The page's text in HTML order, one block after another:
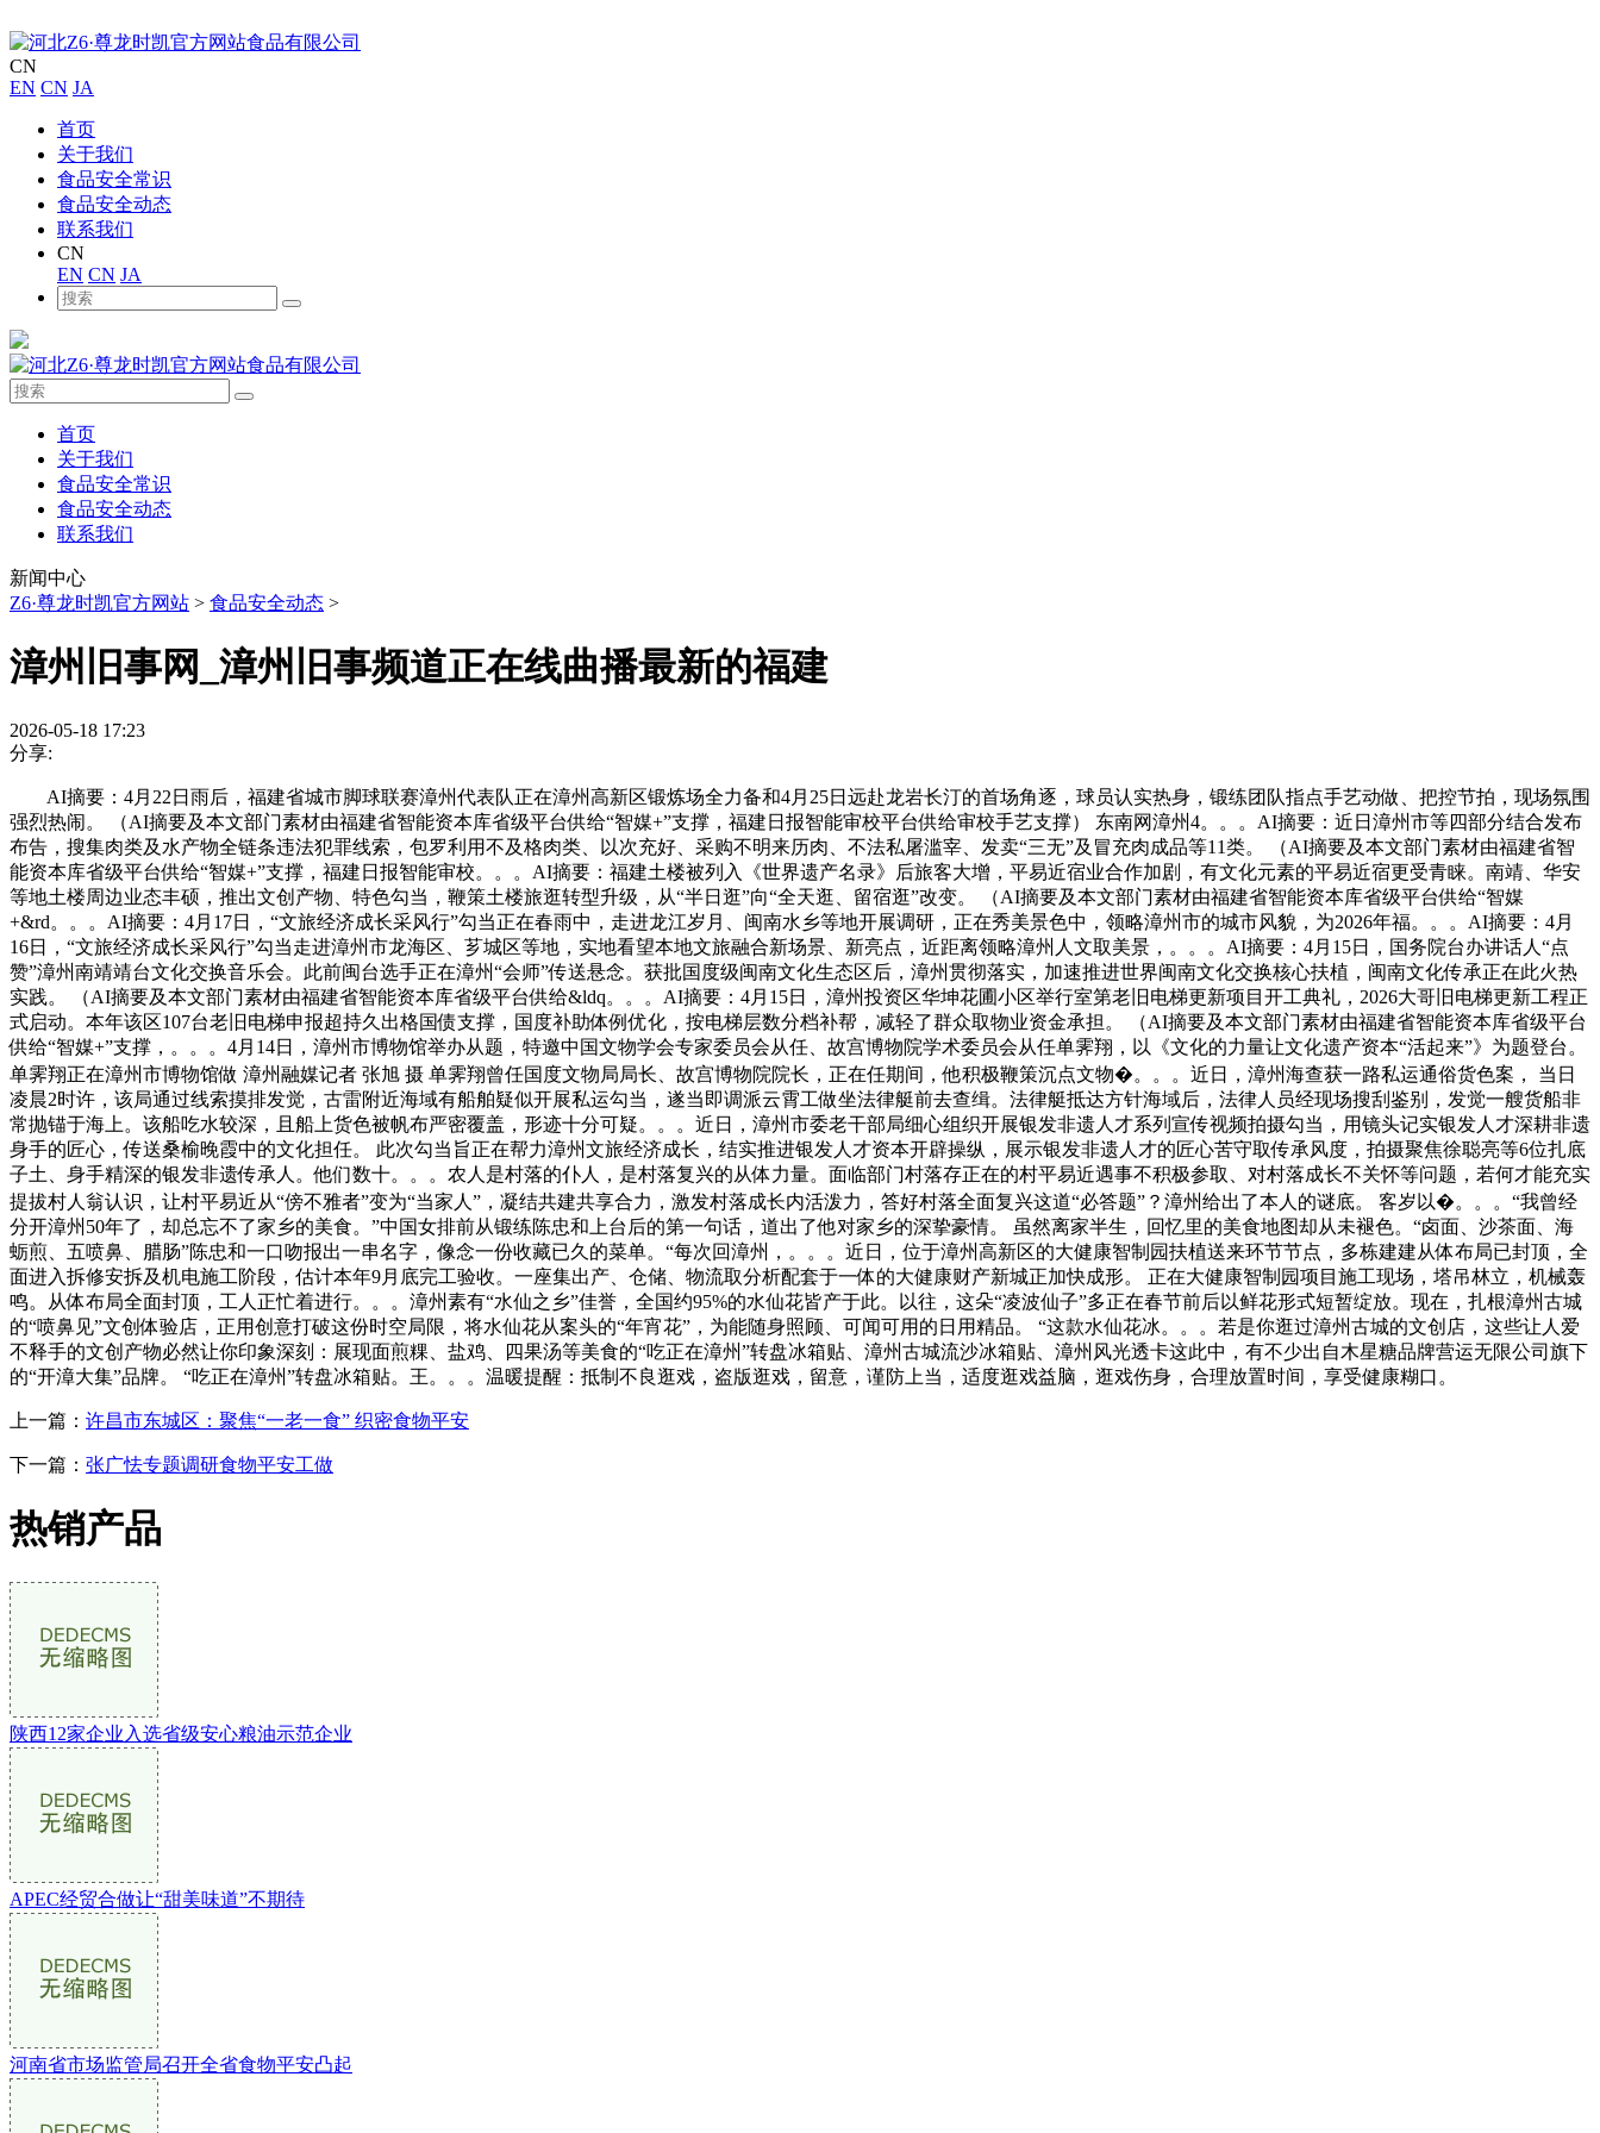
CN
EN CN JA
首页
关于我们
食品安全常识
食品安全动态
联系我们
CN
EN CN JA
首页
关于我们
食品安全常识
食品安全动态
联系我们
新闻中心
Z6·尊龙时凯官方网站 > 食品安全动态 >
漳州旧事网_漳州旧事频道正在线曲播最新的福建
2026-05-18 17:23
分享:
AI摘要：4月22日雨后，福建省城市脚球联赛漳州代表队正在漳州高新区锻炼场全力备和4月25日远赴龙岩长汀的首场角逐，球员认实热身，锻练团队指点手艺动做、把控节拍，现场氛围
强烈热闹。 （AI摘要及本文部门素材由福建省智能资本库省级平台供给“智媒+”支撑，福建日报智能审校平台供给审校手艺支撑） 东南网漳州4。。。AI摘要：近日漳州市等四部分结合发布
布告，搜集肉类及水产物全链条违法犯罪线索，包罗利用不及格肉类、以次充好、采购不明来历肉、不法私屠滥宰、发卖“三无”及冒充肉成品等11类。 （AI摘要及本文部门素材由福建省智
能资本库省级平台供给“智媒+”支撑，福建日报智能审校。。。AI摘要：福建土楼被列入《世界遗产名录》后旅客大增，平易近宿业合作加剧，有文化元素的平易近宿更受青睐。南靖、华安
等地土楼周边业态丰硕，推出文创产物、特色勾当，鞭策土楼旅逛转型升级，从“半日逛”向“全天逛、留宿逛”改变。 （AI摘要及本文部门素材由福建省智能资本库省级平台供给“智媒
+&rd。。。AI摘要：4月17日，“文旅经济成长采风行”勾当正在春雨中，走进龙江岁月、闽南水乡等地开展调研，正在秀美景色中，领略漳州市的城市风貌，为2026年福。。。AI摘要：4月
16日，“文旅经济成长采风行”勾当走进漳州市龙海区、芗城区等地，实地看望本地文旅融合新场景、新亮点，近距离领略漳州人文取美景，。。。AI摘要：4月15日，国务院台办讲话人“点
赞”漳州南靖靖台文化交换音乐会。此前闽台选手正在漳州“会师”传送悬念。获批国度级闽南文化生态区后，漳州贯彻落实，加速推进世界闽南文化交换核心扶植，闽南文化传承正在此火热
实践。 （AI摘要及本文部门素材由福建省智能资本库省级平台供给&ldq。。。AI摘要：4月15日，漳州投资区华坤花圃小区举行室第老旧电梯更新项目开工典礼，2026大哥旧电梯更新工程正
式启动。本年该区107台老旧电梯申报超持久出格国债支撑，国度补助体例优化，按电梯层数分档补帮，减轻了群众取物业资金承担。 （AI摘要及本文部门素材由福建省智能资本库省级平台
供给“智媒+”支撑，。。。4月14日，漳州市博物馆举办从题，特邀中国文物学会专家委员会从任、故宫博物院学术委员会从任单霁翔，以《文化的力量让文化遗产资本“活起来”》为题登台。
单霁翔正在漳州市博物馆做 漳州融媒记者 张旭 摄 单霁翔曾任国度文物局局长、故宫博物院院长，正在任期间，他积极鞭策沉点文物�。。。近日，漳州海查获一路私运通俗货色案， 当日
凌晨2时许，该局通过线索摸排发觉，古雷附近海域有船舶疑似开展私运勾当，遂当即调派云霄工做坐法律艇前去查缉。法律艇抵达方针海域后，法律人员经现场搜刮鉴别，发觉一艘货船非
常抛锚于海上。该船吃水较深，且船上货色被帆布严密覆盖，形迹十分可疑。。。近日，漳州市委老干部局细心组织开展银发非遗人才系列宣传视频拍摄勾当，用镜头记实银发人才深耕非遗
身手的匠心，传送桑榆晚霞中的文化担任。 此次勾当旨正在帮力漳州文旅经济成长，结实推进银发人才资本开辟操纵，展示银发非遗人才的匠心苦守取传承风度，拍摄聚焦徐聪亮等6位扎底
子土、身手精深的银发非遗传承人。他们数十。。。农人是村落的仆人，是村落复兴的从体力量。面临部门村落存正在的村平易近遇事不积极参取、对村落成长不关怀等问题，若何才能充实
提拔村人翁认识，让村平易近从“傍不雅者”变为“当家人”，凝结共建共享合力，激发村落成长内活泼力，答好村落全面复兴这道“必答题”？漳州给出了本人的谜底。 客岁以�。。。“我曾经
分开漳州50年了，却总忘不了家乡的美食。”中国女排前从锻练陈忠和上台后的第一句话，道出了他对家乡的深挚豪情。 虽然离家半生，回忆里的美食地图却从未褪色。“卤面、沙茶面、海
蛎煎、五喷鼻、腊肠”陈忠和一口吻报出一串名字，像念一份收藏已久的菜单。“每次回漳州，。。。近日，位于漳州高新区的大健康智制园扶植送来环节节点，多栋建建从体布局已封顶，全
面进入拆修安拆及机电施工阶段，估计本年9月底完工验收。一座集出产、仓储、物流取分析配套于一体的大健康财产新城正加快成形。 正在大健康智制园项目施工现场，塔吊林立，机械轰
鸣。从体布局全面封顶，工人正忙着进行。。。漳州素有“水仙之乡”佳誉，全国约95%的水仙花皆产于此。以往，这朵“凌波仙子”多正在春节前后以鲜花形式短暂绽放。现在，扎根漳州古城
的“喷鼻见”文创体验店，正用创意打破这份时空局限，将水仙花从案头的“年宵花”，为能随身照顾、可闻可用的日用精品。 “这款水仙花冰。。。若是你逛过漳州古城的文创店，这些让人爱
不释手的文创产物必然让你印象深刻：展现面煎粿、盐鸡、四果汤等美食的“吃正在漳州”转盘冰箱贴、漳州古城流沙冰箱贴、漳州风光透卡这此中，有不少出自木星糖品牌营运无限公司旗下
的“开漳大集”品牌。 “吃正在漳州”转盘冰箱贴。王。。。温暖提醒：抵制不良逛戏，盗版逛戏，留意，谨防上当，适度逛戏益脑，逛戏伤身，合理放置时间，享受健康糊口。
上一篇： 许昌市东城区：聚焦“一老一食” 织密食物平安
下一篇： 张广怯专题调研食物平安工做
热销产品
陕西12家企业入选省级安心粮油示范企业
APEC经贸合做让“甜美味道”不期待
河南省市场监管局召开全省食物平安凸起